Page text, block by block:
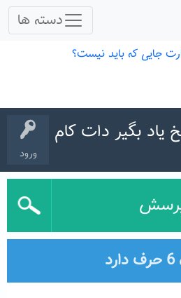
ورود
بگیر دات کام